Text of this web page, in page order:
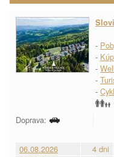
-
-
-
-
-
Doprava:
06.08.2026 4 dni